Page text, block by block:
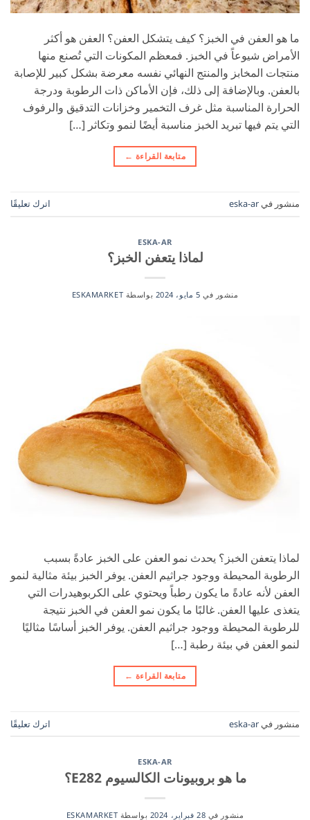
ما هو العفن في الخبز؟ كيف يتشكل العفن؟ العفن هو أكثر
الأمراض شيوعاً في الخبز. فمعظم المكونات التي تُصنع منها
منتجات المخابز والمنتج النهائي نفسه معرضة بشكل كبير للإصابة
بالعفن. وبالإضافة إلى ذلك، فإن الأماكن ذات الرطوبة ودرجة
الحرارة المناسبة مثل غرف التخمير وخزانات التدقيق والرفوف
التي يتم فيها تبريد الخبز مناسبة أيضًا لنمو وتكاثر […]
متابعة القراءة ←
منشور في eska-ar اترك تعليقًا
ESKA-AR
لماذا يتعفن الخبز؟
منشور في 5 مايو، 2024 بواسطة ESKAMARKET
لماذا يتعفن الخبز؟ يحدث نمو العفن على الخبز عادةً بسبب
الرطوبة المحيطة ووجود جراثيم العفن. يوفر الخبز بيئة مثالية لنمو
العفن لأنه عادةً ما يكون رطباً ويحتوي على الكربوهيدرات التي
يتغذى عليها العفن. غالبًا ما يكون نمو العفن في الخبز نتيجة
للرطوبة المحيطة ووجود جراثيم العفن. يوفر الخبز أساسًا مثاليًا
لنمو العفن في بيئة رطبة […]
متابعة القراءة ←
منشور في eska-ar اترك تعليقًا
ESKA-AR
ما هو بروبيونات الكالسيوم E282؟
منشور في 28 فبراير، 2024 بواسطة ESKAMARKET